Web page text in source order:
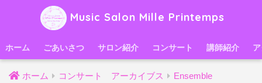
Music Salon Mille Printemps
ホーム ごあいさつ サロン紹介 コンサート 講師紹介
ホーム コンサート アーカイブス
Ensemble